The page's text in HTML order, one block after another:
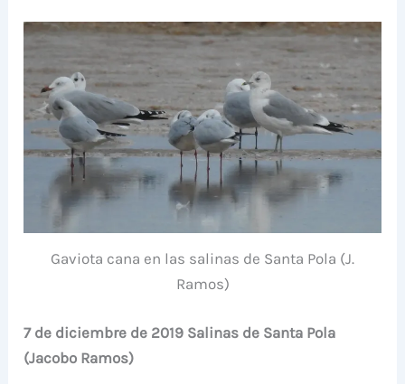
Gaviota cana en las salinas de Santa Pola (J.
Ramos)
7 de diciembre de 2019 Salinas de Santa Pola
(Jacobo Ramos)